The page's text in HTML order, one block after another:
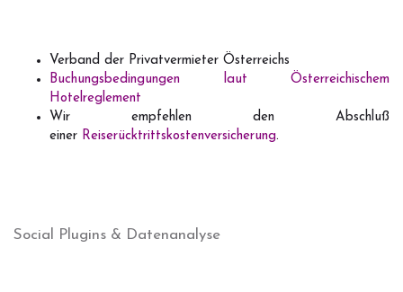
Verband der Privatvermieter Österreichs
Buchungsbedingungen laut Österreichischem
Hotelreglement
Wir empfehlen den Abschluß
einer Reiserücktrittskostenversicherung.
Social Plugins & Datenanalyse